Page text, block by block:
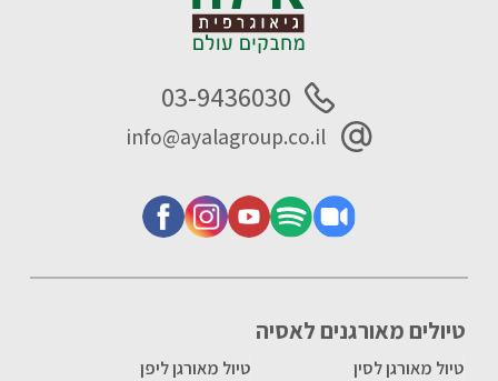
טיולים מאורגנים לאסיה
טיול מאורגן לסין
טיול מאורגן ליפן
03-9436030
info@ayalagroup.co.il